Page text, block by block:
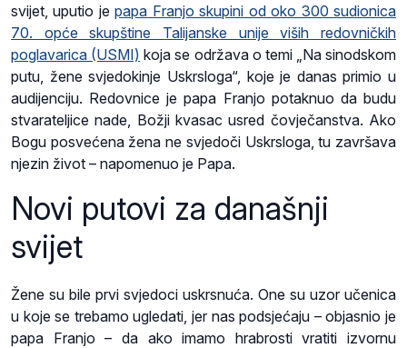
svijet, uputio jepapa Franjo skupini od oko 300 sudionica
70. opće skupštine Talijanske unije viših redovničkih
poglavarica (USMI) koja se održava o temi „Na sinodskom
putu, žene svjedokinje Uskrsloga“, koje je danas primio u
audijenciju. Redovnice je papa Franjo potaknuo da budu
stvarateljice nade, Božji kvasac usred čovječanstva. Ako
Bogu posvećena žena ne svjedoči Uskrsloga, tu završava
njezin život – napomenuo je Papa.
Novi putovi za današnji
svijet
Žene su bile prvi svjedoci uskrsnuća. One su uzor učenica
u koje se trebamo ugledati, jer nas podsjećaju – objasnio je
papa Franjo – da ako imamo hrabrosti vratiti izvornu